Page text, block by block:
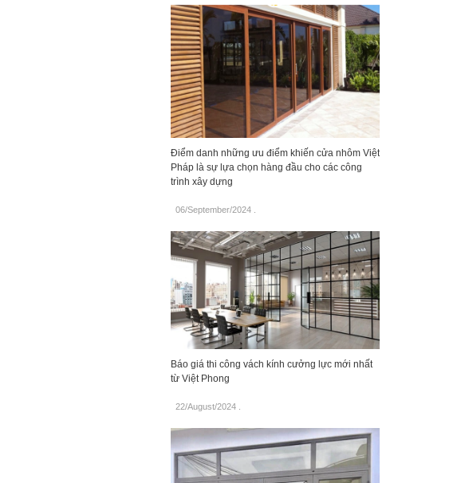
Điểm danh những ưu điểm khiến cửa nhôm Việt
Pháp là sự lựa chọn hàng đầu cho các công
trình xây dựng
06/September/2024.
Báo giá thi công vách kính cưởng lực mới nhất
từ Việt Phong
22/August/2024.